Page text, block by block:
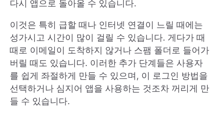
다시 앱으로 돌아올 수 있습니다.
이것은 특히 급할 때나 인터넷 연결이 느릴 때에는
성가시고 시간이 많이 걸릴 수 있습니다. 게다가 때
때로 이메일이 도착하지 않거나 스팸 폴더로 들어가
버릴 때도 있습니다. 이러한 추가 단계들은 사용자
를 쉽게 좌절하게 만들 수 있으며, 이 로그인 방법을
선택하거나 심지어 앱을 사용하는 것조차 꺼리게 만
들 수 있습니다.